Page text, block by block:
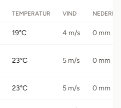
TEMPERATUR VIND
19°C 4 m/s 0 mm
23°C 5 m/s 0 mm
23°C 5 m/s 0 mm